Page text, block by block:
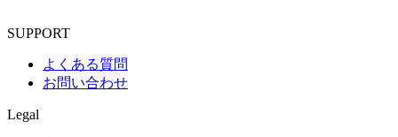
SUPPORT
よくある質問
お問い合わせ
Legal